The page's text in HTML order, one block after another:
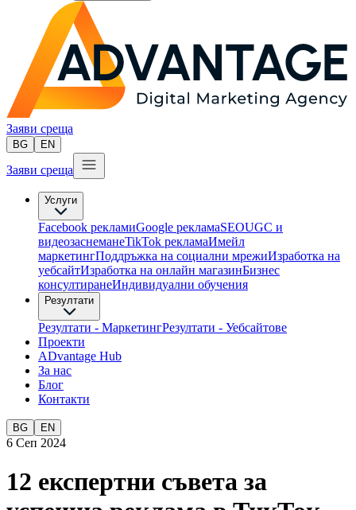
Заяви среща
BG EN
Заяви среща
Услуги
Facebook рекламиGoogle рекламаSEOUGC и
видеозаснеманеTikTok рекламaИмейл
маркетингПоддръжка на социални мрежиИзработка на
уебсайтИзработка на онлайн магазинБизнес
консултиране​Индивидуални обучения
Резултати
Резултати - МаркетингРезултати - Уебсайтове
Проекти
ADvantage Hub
За нас
Блог
Контакти
BG EN
6 Сеп 2024
12 експертни съвета за